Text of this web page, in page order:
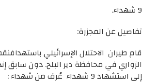
9 شهداء.
تفاصيل عن المجزرة:
قام طيران الاحتلال الإسرائيلي
الزواري في محافظة دير البلح. دون سابق
إلى استشهاد 9 شهداء عُرف من شهداء :